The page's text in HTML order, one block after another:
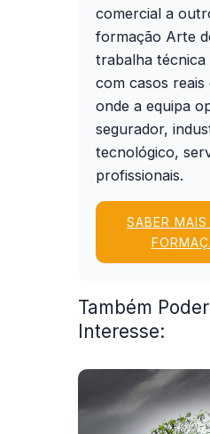
comercial a
formação Arte
trabalha técnica
com casos reais
onde a equipa
segurador,
tecnológico,
profissionais.
SABER
Também
Interesse: